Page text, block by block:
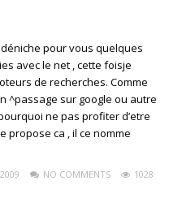
déniche pour vous quelques
avec le net , cette foisje
de recherches. Comme
^passage sur google ou autre
ne pas profiter d’etre
propose ca , il ce nomme
NO COMMENTS
1028